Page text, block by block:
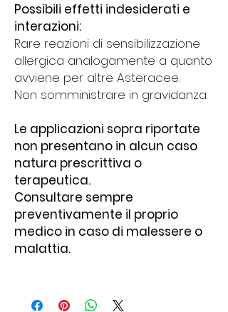
Possibili effetti indesiderati e
interazioni:
Rare reazioni di sensibilizzazione
allergica analogamente a quanto
avviene per altre Asteracee.
Non somministrare in gravidanza.
Le applicazioni sopra riportate
non presentano in alcun caso
natura prescrittiva o
terapeutica.
Consultare sempre
preventivamente il proprio
medico in caso di malessere o
malattia.